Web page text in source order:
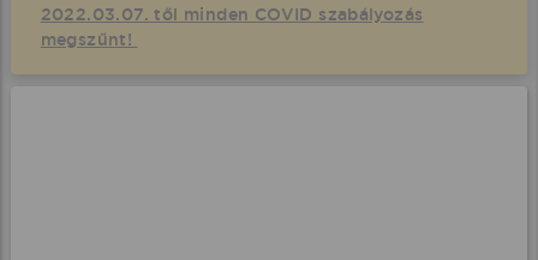
2022.03.07. től minden COVID szabályozás
megszűnt!